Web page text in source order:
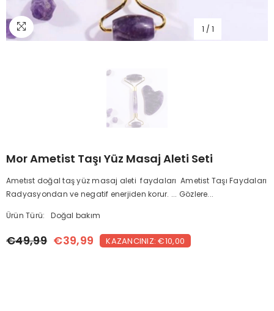
1 / 1
Mor Ametist Taşı Yüz Masaj Aleti Seti
Ametıst doğal taş yüz masaj aleti faydaları Ametist Taşı Faydaları
Radyasyondan ve negatif enerjiden korur. ... Gözlere...
Ürün Türü: Doğal bakım
€49,99 €39,99 KAZANCINIZ: €10,00